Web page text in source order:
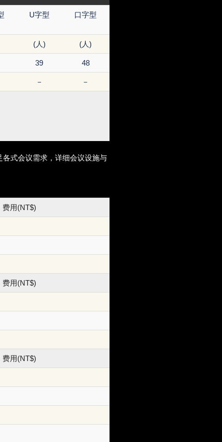
U字型 口字型
(人) (人)
39 48
－ －
式会议需求，详细会议设施与
费用(NT$)
费用(NT$)
费用(NT$)